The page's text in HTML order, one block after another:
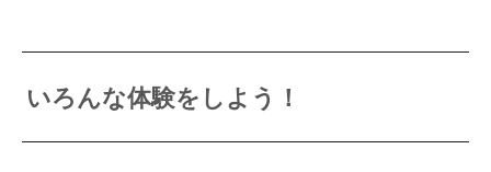
いろんな体験をしよう！